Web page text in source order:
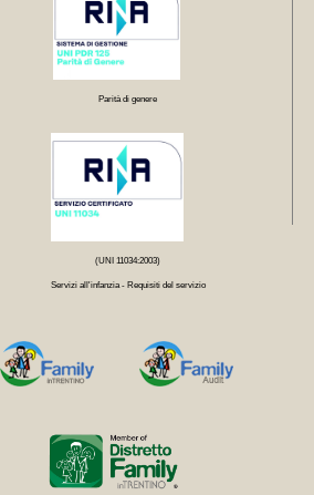
Parità di genere
(UNI 11034:2003)
Servizi all'infanzia - Requisiti del servizio